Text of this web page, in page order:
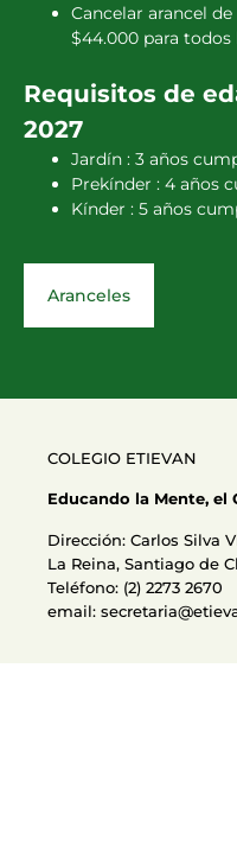
Cancelar arancel
$44.000 para todos
Requisitos de
2027
Jardín : 3 años
Prekínder : 4 años
Kínder : 5 años
Aranceles
COLEGIO ETIEVAN
Educando la Mente, el
Dirección: Carlos Silva
La Reina, Santiago de
Teléfono: (2) 2273 2670
email: